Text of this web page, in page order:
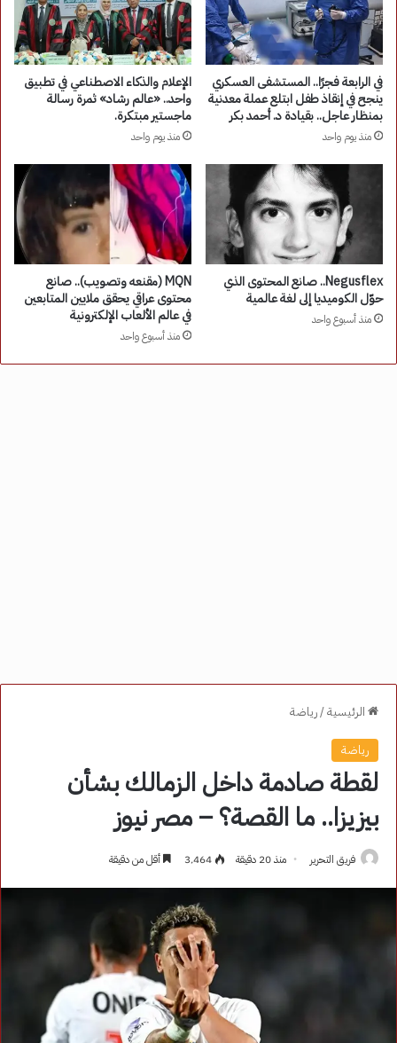
في الرابعة فجرًا.. المستشفى العسكري
ينجح في إنقاذ طفل ابتلع عملة معدنية
بمنظار عاجل.. بقيادة د. أحمد بكر
منذ يوم واحد
الإعلام والذكاء الاصطناعي في تطبيق
واحد.. «عالم رشاد» ثمرة رسالة
ماجستير مبتكرة.
منذ يوم واحد
Negusflex.. صانع المحتوى الذي
حوّل الكوميديا إلى لغة عالمية
منذ أسبوع واحد
MQN (مقنعه وتصويب).. صانع
محتوى عراقي يحقق ملايين المتابعين
في عالم الألعاب الإلكترونية
منذ أسبوع واحد